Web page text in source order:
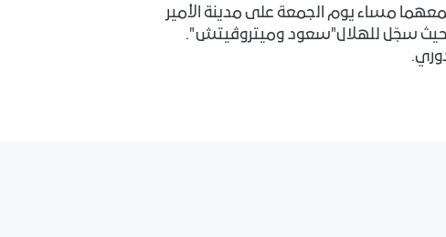
مساء يوم الجمعة على مدينة الأمير
حيث سجّل للهلال"سعود وميتروڤيتش".